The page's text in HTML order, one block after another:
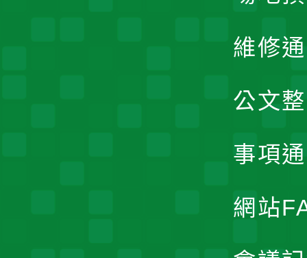
維修
公文
事項
網站